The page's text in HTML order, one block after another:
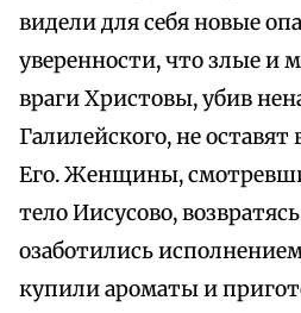
видели для себя новые
уверенности, что злые и
враги Христовы, убив
Галилейского, не оставят
Его. Женщины,
тело Иисусово,
озаботились
купили ароматы и